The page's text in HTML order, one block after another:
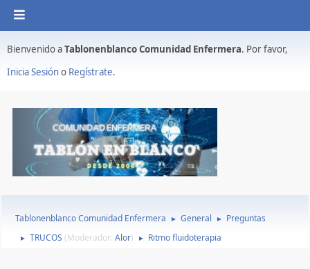
Bienvenido aTablonenblanco Comunidad Enfermera. Por favor,
Inicia Sesióno Regístrate.
Tablonenblanco Comunidad Enfermera ► General ► Preguntas
► TRUCOS (Moderador: Alor) ► Ritmo fluidoterapia